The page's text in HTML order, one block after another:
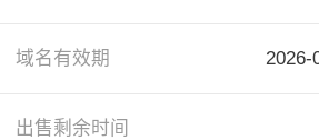
域名有效期 2026-
出售剩余时间